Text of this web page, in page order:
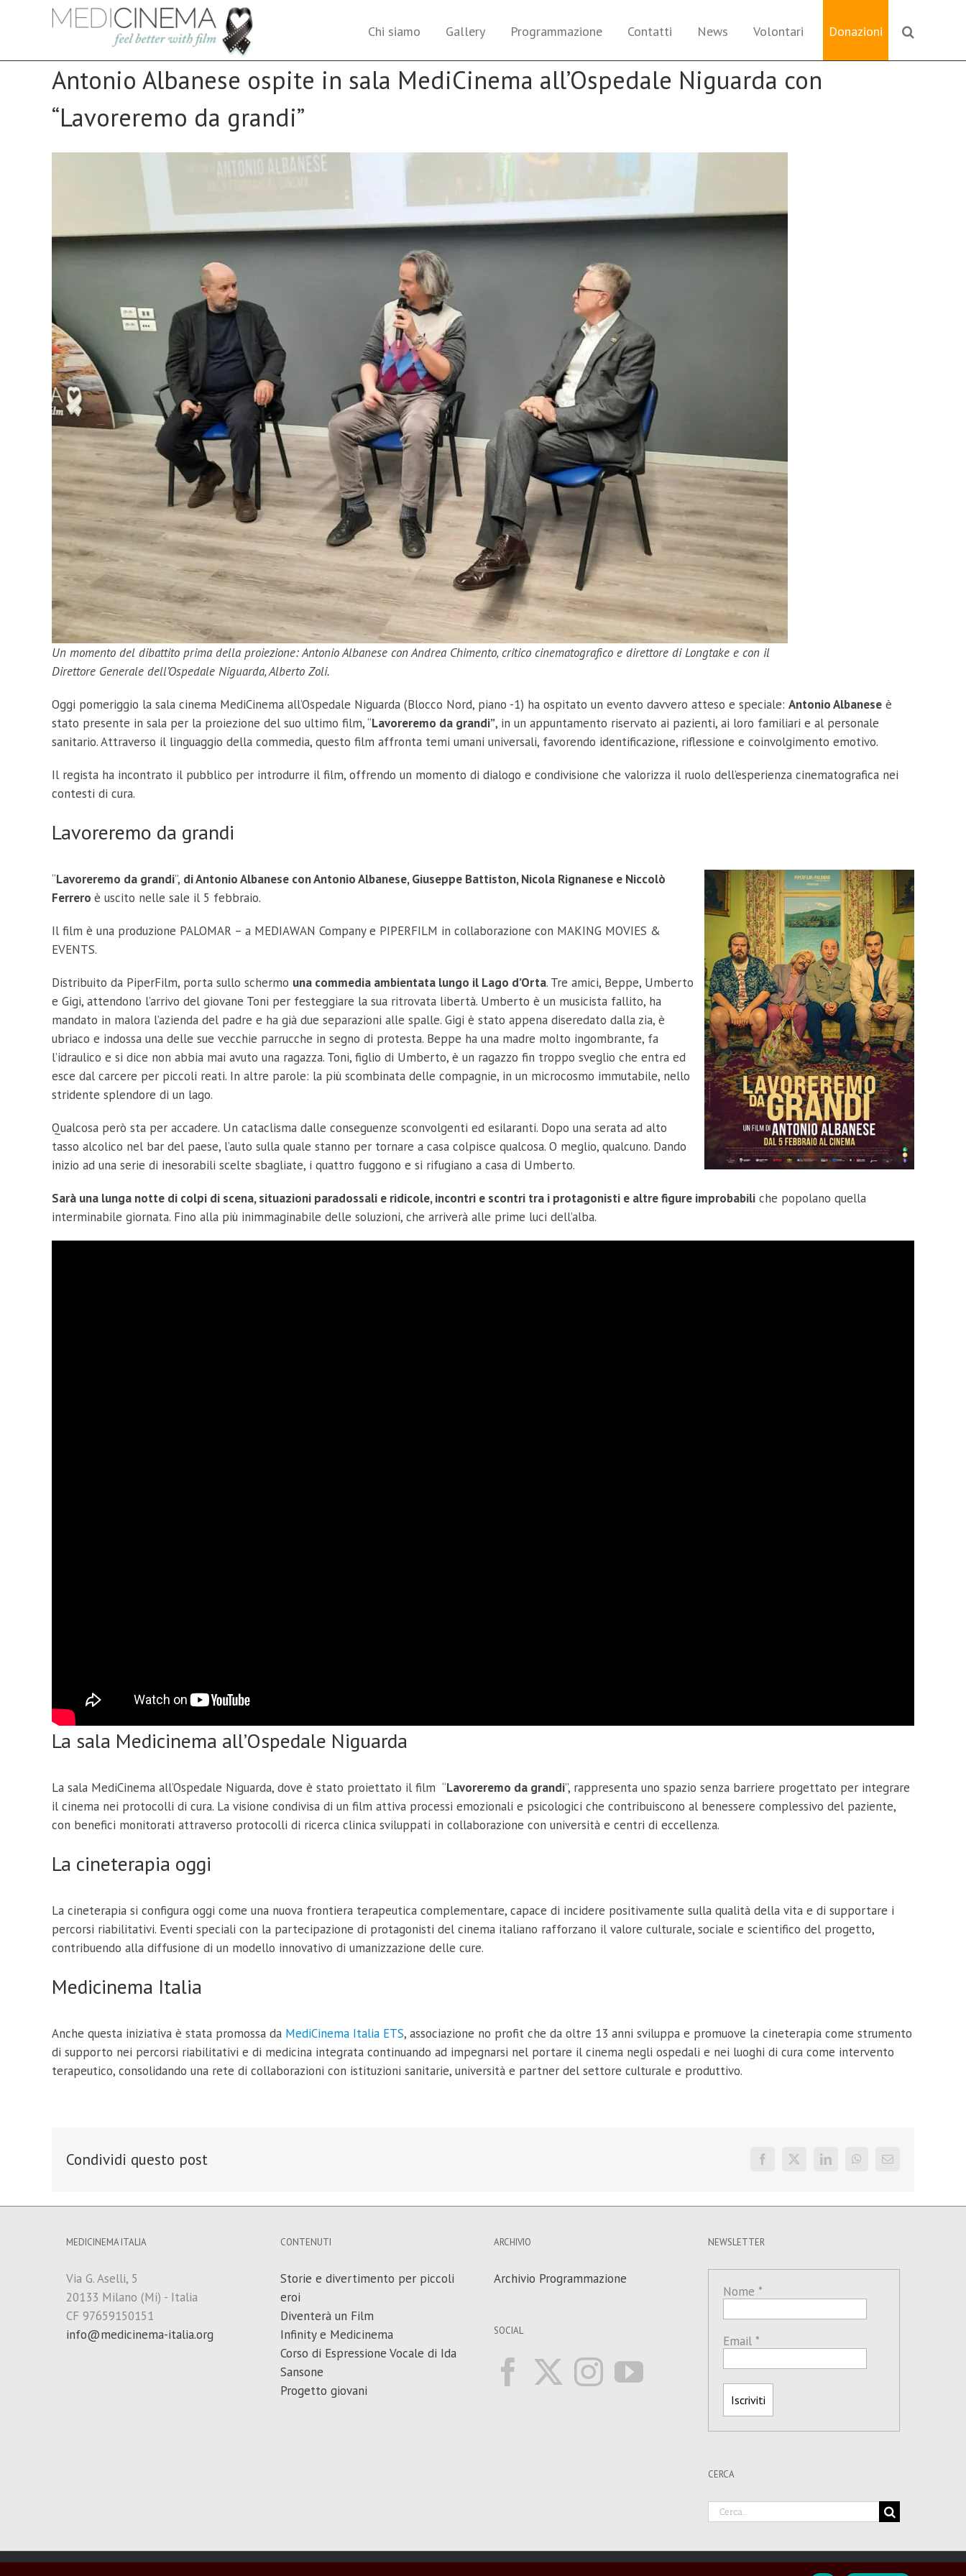
Chi siamo Gallery Programmazione Contatti News Volontari Donazioni
Antonio Albanese ospite in sala MediCinema all’Ospedale Niguarda con
“Lavoreremo da grandi”
Un momento del dibattito prima della proiezione: Antonio Albanese con Andrea Chimento, critico cinematografico e direttore di Longtake e con il
Direttore Generale dell’Ospedale Niguarda, Alberto Zoli.
Oggi pomeriggio la sala cinema MediCinema all’Ospedale Niguarda (Blocco Nord, piano -1) ha ospitato un evento davvero atteso e speciale: Antonio Albanese è
stato presente in sala per la proiezione del suo ultimo film, “Lavoreremo da grandi”, in un appuntamento riservato ai pazienti, ai loro familiari e al personale
sanitario. Attraverso il linguaggio della commedia, questo film affronta temi umani universali, favorendo identificazione, riflessione e coinvolgimento emotivo.
Il regista ha incontrato il pubblico per introdurre il film, offrendo un momento di dialogo e condivisione che valorizza il ruolo dell’esperienza cinematografica nei
contesti di cura.
Lavoreremo da grandi
“Lavoreremo da grandi”, di Antonio Albanese con Antonio Albanese, Giuseppe Battiston, Nicola Rignanese e Niccolò
Ferrero è uscito nelle sale il 5 febbraio.
Il film è una produzione PALOMAR – a MEDIAWAN Company e PIPERFILM in collaborazione con MAKING MOVIES &
EVENTS.
Distribuito da PiperFilm, porta sullo schermo una commedia ambientata lungo il Lago d’Orta. Tre amici, Beppe, Umberto
e Gigi, attendono l’arrivo del giovane Toni per festeggiare la sua ritrovata libertà. Umberto è un musicista fallito, ha
mandato in malora l’azienda del padre e ha già due separazioni alle spalle. Gigi è stato appena diseredato dalla zia, è
ubriaco e indossa una delle sue vecchie parrucche in segno di protesta. Beppe ha una madre molto ingombrante, fa
l’idraulico e si dice non abbia mai avuto una ragazza. Toni, figlio di Umberto, è un ragazzo fin troppo sveglio che entra ed
esce dal carcere per piccoli reati. In altre parole: la più scombinata delle compagnie, in un microcosmo immutabile, nello
stridente splendore di un lago.
Qualcosa però sta per accadere. Un cataclisma dalle conseguenze sconvolgenti ed esilaranti. Dopo una serata ad alto
tasso alcolico nel bar del paese, l’auto sulla quale stanno per tornare a casa colpisce qualcosa. O meglio, qualcuno. Dando
inizio ad una serie di inesorabili scelte sbagliate, i quattro fuggono e si rifugiano a casa di Umberto.
Sarà una lunga notte di colpi di scena, situazioni paradossali e ridicole, incontri e scontri tra i protagonisti e altre figure improbabili che popolano quella
interminabile giornata. Fino alla più inimmaginabile delle soluzioni, che arriverà alle prime luci dell’alba.
La sala Medicinema all’Ospedale Niguarda
La sala MediCinema all’Ospedale Niguarda, dove è stato proiettato il film “Lavoreremo da grandi”, rappresenta uno spazio senza barriere progettato per integrare
il cinema nei protocolli di cura. La visione condivisa di un film attiva processi emozionali e psicologici che contribuiscono al benessere complessivo del paziente,
con benefici monitorati attraverso protocolli di ricerca clinica sviluppati in collaborazione con università e centri di eccellenza.
La cineterapia oggi
La cineterapia si configura oggi come una nuova frontiera terapeutica complementare, capace di incidere positivamente sulla qualità della vita e di supportare i
percorsi riabilitativi. Eventi speciali con la partecipazione di protagonisti del cinema italiano rafforzano il valore culturale, sociale e scientifico del progetto,
contribuendo alla diffusione di un modello innovativo di umanizzazione delle cure.
Medicinema Italia
Anche questa iniziativa è stata promossa da MediCinema Italia ETS, associazione no profit che da oltre 13 anni sviluppa e promuove la cineterapia come strumento
di supporto nei percorsi riabilitativi e di medicina integrata continuando ad impegnarsi nel portare il cinema negli ospedali e nei luoghi di cura come intervento
terapeutico, consolidando una rete di collaborazioni con istituzioni sanitarie, università e partner del settore culturale e produttivo.
Condividi questo post Facebook
X LinkedInWhatsApp
Email
MEDICINEMA ITALIA
Via G. Aselli, 5
20133 Milano (Mi) - Italia
CF 97659150151
info@medicinema-italia.org
CONTENUTI
Storie e divertimento per piccoli
eroi
Diventerà un Film
Infinity e Medicinema
Corso di Espressione Vocale di Ida
Sansone
Progetto giovani
ARCHIVIO
Archivio Programmazione
SOCIAL
NEWSLETTER
Nome *
Email *
CERCA
Cerca